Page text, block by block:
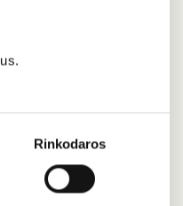
Rinkodaros
nereikėtų vengti”, –
šalims Viktorija
vaikais keliaujant į